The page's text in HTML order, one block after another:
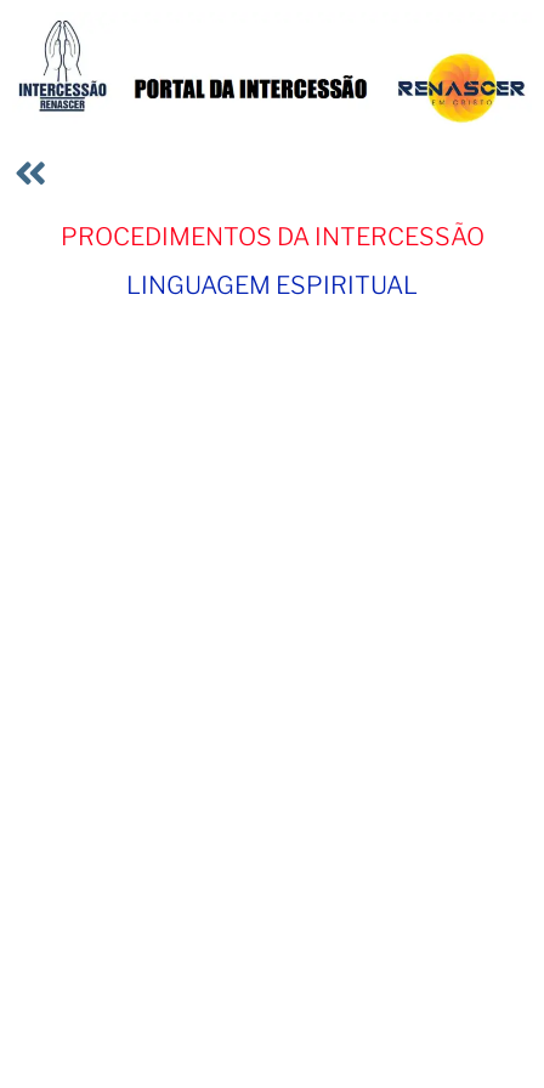
PROCEDIMENTOS DA INTERCESSÃO
LINGUAGEM ESPIRITUAL